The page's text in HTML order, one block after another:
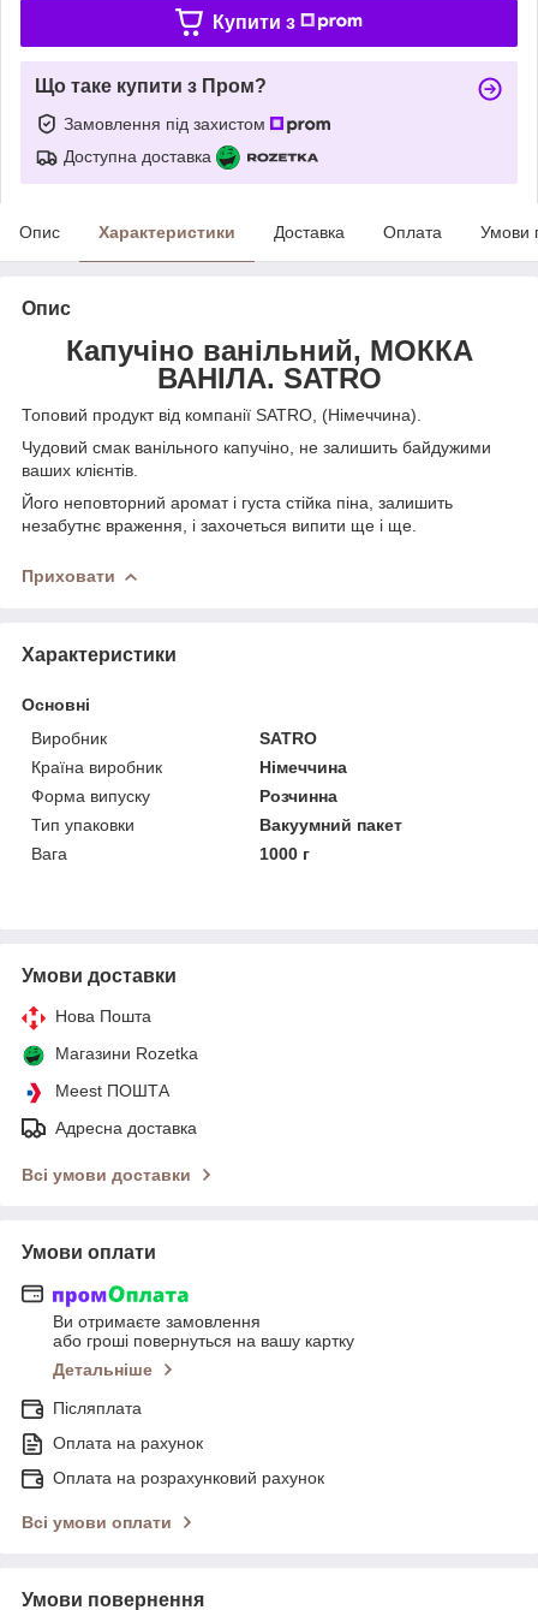
Купити з
Що таке купити з Пром?
Замовлення під захистом
Доступна доставка
Опис Характеристики Доставка Оплата Умови
Опис
Капучіно ванільний, МОККА
ВАНІЛА. SATRO
Топовий продукт від компанії SATRO, (Німеччина).
Чудовий смак ванільного капучіно, не залишить байдужими
ваших клієнтів.
Його неповторний аромат і густа стійка піна, залишить
незабутнє враження, і захочеться випити ще і ще.
Приховати
Характеристики
Основні
Виробник
SATRO
Країна виробник
Німеччина
Форма випуску
Розчинна
Тип упаковки
Вакуумний пакет
Вага
1000 г
Умови доставки
Нова Пошта
Магазини Rozetka
Meest ПОШТА
Адресна доставка
Всі умови доставки
Умови оплати
Ви отримаєте замовлення
або гроші повернуться на вашу картку
Детальніше
Післяплата
Оплата на рахунок
Оплата на розрахунковий рахунок
Всі умови оплати
Умови повернення